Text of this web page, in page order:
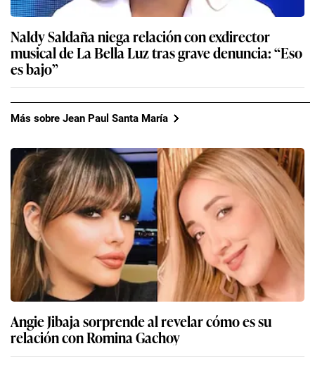
Naldy Saldaña niega relación con exdirector
musical de La Bella Luz tras grave denuncia: “Eso
es bajo”
Más sobre Jean Paul Santa María
Angie Jibaja sorprende al revelar cómo es su
relación con Romina Gachoy